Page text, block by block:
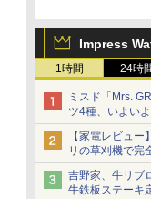
Impress
1時間 24時
ミスド「Mrs.
ツ4種、いよいよ
【家電レビュ
リの草刈機で
吉野家、牛リブ
牛鉄板ステーキ